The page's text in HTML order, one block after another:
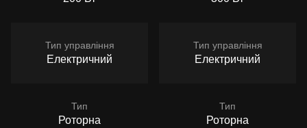
Тип управління
Електричний
Тип
Роторна
Тип управління
Електричний
Тип
Роторна